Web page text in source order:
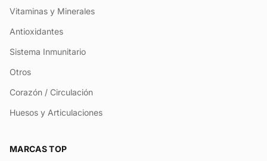
Vitaminas y Minerales
Antioxidantes
Sistema Inmunitario
Otros
Corazón / Circulación
Huesos y Articulaciones
MARCAS TOP